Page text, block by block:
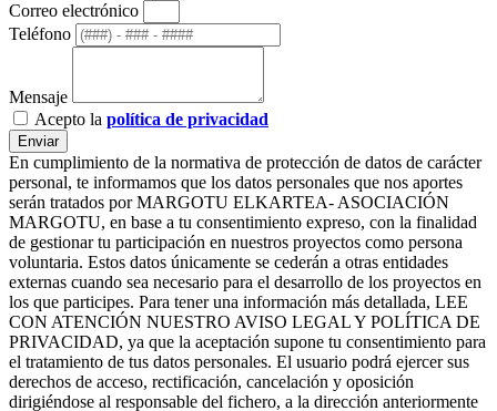
Correo electrónico
Teléfono
Mensaje
Acepto la política de privacidad
Enviar
En cumplimiento de la normativa de protección de datos de carácter
personal, te informamos que los datos personales que nos aportes
serán tratados por MARGOTU ELKARTEA- ASOCIACIÓN
MARGOTU, en base a tu consentimiento expreso, con la finalidad
de gestionar tu participación en nuestros proyectos como persona
voluntaria. Estos datos únicamente se cederán a otras entidades
externas cuando sea necesario para el desarrollo de los proyectos en
los que participes. Para tener una información más detallada, LEE
CON ATENCIÓN NUESTRO AVISO LEGAL Y POLÍTICA DE
PRIVACIDAD, ya que la aceptación supone tu consentimiento para
el tratamiento de tus datos personales. El usuario podrá ejercer sus
derechos de acceso, rectificación, cancelación y oposición
dirigiéndose al responsable del fichero, a la dirección anteriormente